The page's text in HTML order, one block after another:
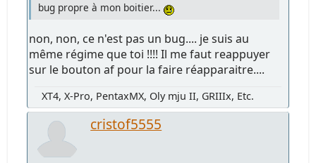
bug propre à mon boitier...
non, non, ce n'est pas un bug.... je suis au
même régime que toi !!!! Il me faut reappuyer
sur le bouton af pour la faire réapparaitre....
XT4, X-Pro, PentaxMX, Oly mju II, GRIIIx, Etc.
cristof5555